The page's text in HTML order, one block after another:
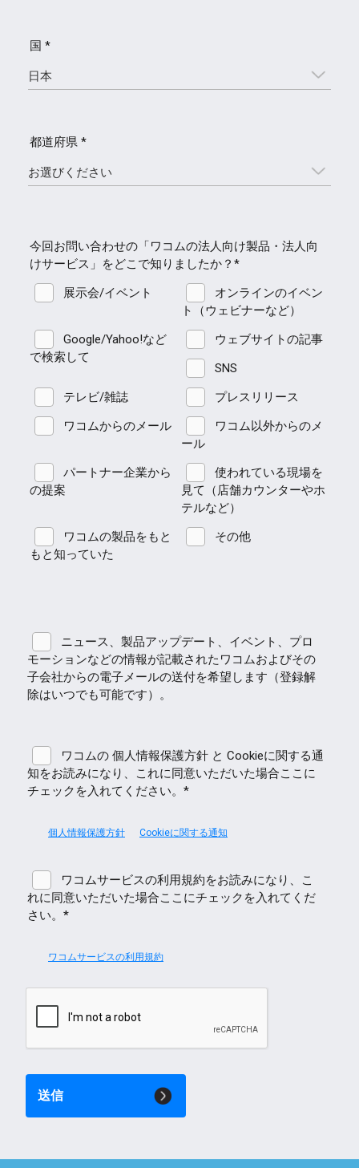
国 *
都道府県 *
今回お問い合わせの「ワコムの法人向け製品・法人向
けサービス」をどこで知りましたか？*
展示会/イベント
オンラインのイベン
ト（ウェビナーなど）
Google/Yahoo!など
で検索して
ウェブサイトの記事
SNS
テレビ/雑誌
プレスリリース
ワコムからのメール
ワコム以外からのメ
ール
パートナー企業から
の提案
使われている現場を
見て（店舗カウンターやホ
テルなど）
ワコムの製品をもと
もと知っていた
その他
ニュース、製品アップデート、イベント、プロ
モーションなどの情報が記載されたワコムおよびその
子会社からの電子メールの送付を希望します（登録解
除はいつでも可能です）。
ワコムの 個人情報保護方針 と Cookieに関する通
知をお読みになり、これに同意いただいた場合ここに
チェックを入れてください。*
個人情報保護方針 Cookieに関する通知
ワコムサービスの利用規約をお読みになり、こ
れに同意いただいた場合ここにチェックを入れてくだ
さい。*
ワコムサービスの利用規約
送信